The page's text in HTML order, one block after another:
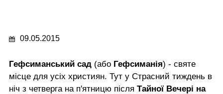
09.05.2015
Гефсиманський сад (або Гефсиманія) - святе
місце для усіх християн. Тут у Страсний тиждень в
ніч з четверга на п'ятницю після Тайної Вечері на